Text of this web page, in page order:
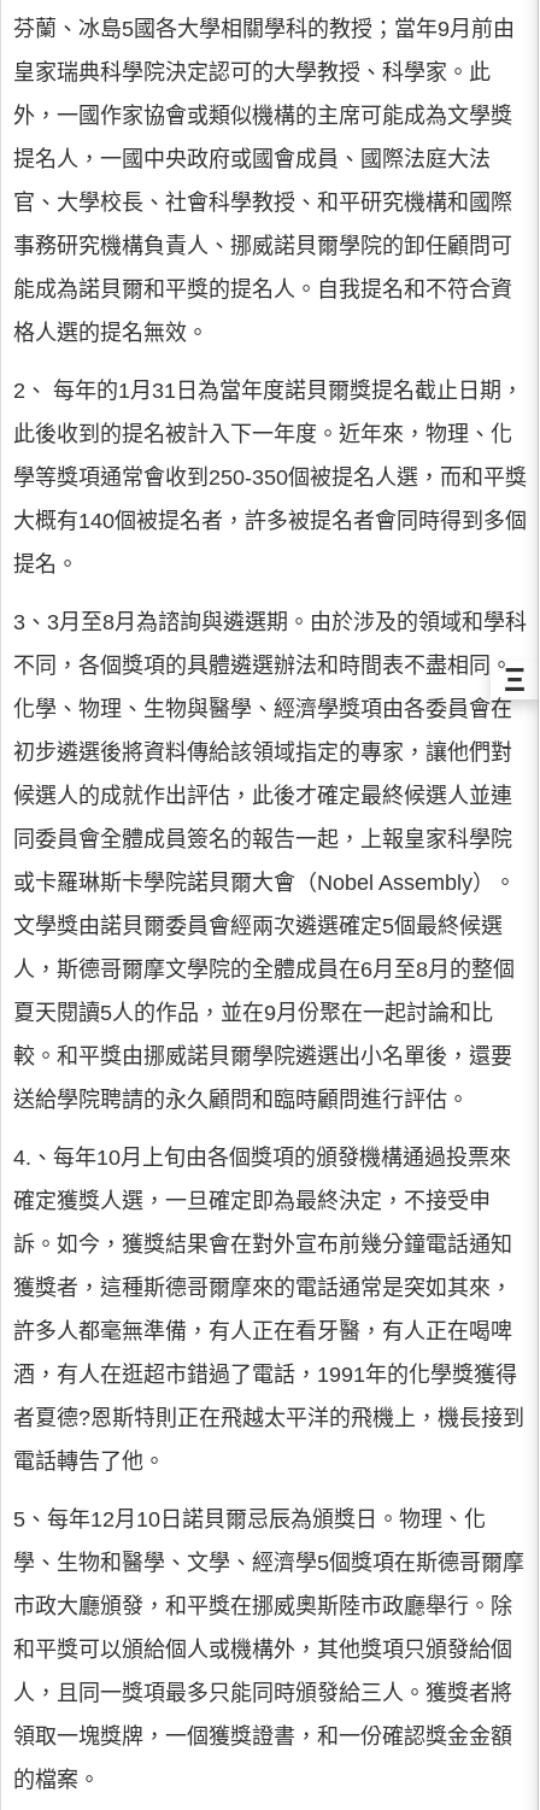
芬蘭、冰島5國各大學相關學科的教授；當年9月前由
皇家瑞典科學院決定認可的大學教授、科學家。此
外，一國作家協會或類似機構的主席可能成為文學獎
提名人，一國中央政府或國會成員、國際法庭大法
官、大學校長、社會科學教授、和平研究機構和國際
事務研究機構負責人、挪威諾貝爾學院的卸任顧問可
能成為諾貝爾和平獎的提名人。自我提名和不符合資
格人選的提名無效。
2、 每年的1月31日為當年度諾貝爾獎提名截止日期，
此後收到的提名被計入下一年度。近年來，物理、化
學等獎項通常會收到250-350個被提名人選，而和平獎
大概有140個被提名者，許多被提名者會同時得到多個
提名。
3、3月至8月為諮詢與遴選期。由於涉及的領域和學科
不同，各個獎項的具體遴選辦法和時間表不盡相同。
化學、物理、生物與醫學、經濟學獎項由各委員會在
初步遴選後將資料傳給該領域指定的專家，讓他們對
候選人的成就作出評估，此後才確定最終候選人並連
同委員會全體成員簽名的報告一起，上報皇家科學院
或卡羅琳斯卡學院諾貝爾大會（Nobel Assembly）。
文學獎由諾貝爾委員會經兩次遴選確定5個最終候選
人，斯德哥爾摩文學院的全體成員在6月至8月的整個
夏天閱讀5人的作品，並在9月份聚在一起討論和比
較。和平獎由挪威諾貝爾學院遴選出小名單後，還要
送給學院聘請的永久顧問和臨時顧問進行評估。
4.、每年10月上旬由各個獎項的頒發機構通過投票來
確定獲獎人選，一旦確定即為最終決定，不接受申
訴。如今，獲獎結果會在對外宣布前幾分鐘電話通知
獲獎者，這種斯德哥爾摩來的電話通常是突如其來，
許多人都毫無準備，有人正在看牙醫，有人正在喝啤
酒，有人在逛超市錯過了電話，1991年的化學獎獲得
者夏德?恩斯特則正在飛越太平洋的飛機上，機長接到
電話轉告了他。
5、每年12月10日諾貝爾忌辰為頒獎日。物理、化
學、生物和醫學、文學、經濟學5個獎項在斯德哥爾摩
市政大廳頒發，和平獎在挪威奧斯陸市政廳舉行。除
和平獎可以頒給個人或機構外，其他獎項只頒發給個
人，且同一獎項最多只能同時頒發給三人。獲獎者將
領取一塊獎牌，一個獲獎證書，和一份確認獎金金額
的檔案。
Ξ